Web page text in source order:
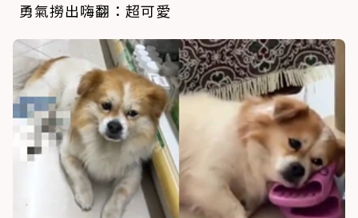
勇氣撈出嗨翻：超可愛